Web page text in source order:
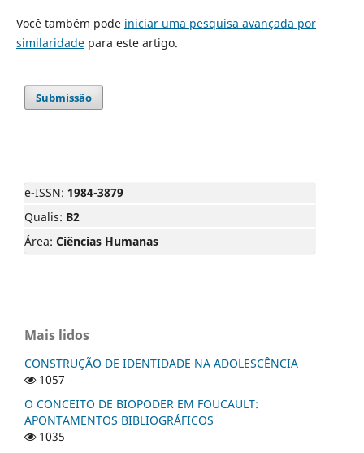
Você também pode iniciar uma pesquisa avançada por
similaridadepara este artigo.
Submissão
e-ISSN: 1984-3879
Qualis: B2
Área: Ciências Humanas
Mais lidos
CONSTRUÇÃO DE IDENTIDADE NA ADOLESCÊNCIA
1057
O CONCEITO DE BIOPODER EM FOUCAULT:
APONTAMENTOS BIBLIOGRÁFICOS
1035